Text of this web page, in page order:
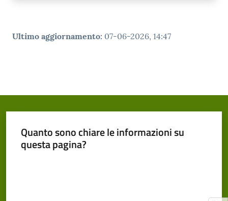
Ultimo aggiornamento: 07-06-2026, 14:47
Quanto sono chiare le informazioni su
questa pagina?